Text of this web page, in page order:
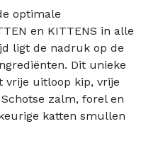
optimale
en KITTENS in alle
ligt de nadruk op de
Dit unieke
vrije uitloop kip, vrije
zalm, forel en
katten smullen